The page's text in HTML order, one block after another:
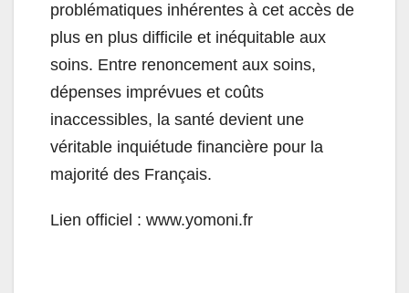
problématiques inhérentes à cet accès de
plus en plus difficile et inéquitable aux
soins. Entre renoncement aux soins,
dépenses imprévues et coûts
inaccessibles, la santé devient une
véritable inquiétude financière pour la
majorité des Français.
Lien officiel : www.yomoni.fr